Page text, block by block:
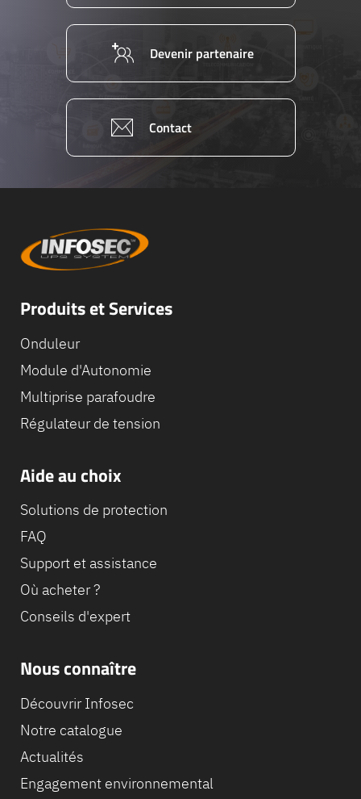
Devenir partenaire
Contact
Produits et Services
Onduleur
Module d'Autonomie
Multiprise parafoudre
Régulateur de tension
Aide au choix
Solutions de protection
FAQ
Support et assistance
Où acheter ?
Conseils d'expert
Nous connaître
Découvrir Infosec
Notre catalogue
Actualités
Engagement environnemental